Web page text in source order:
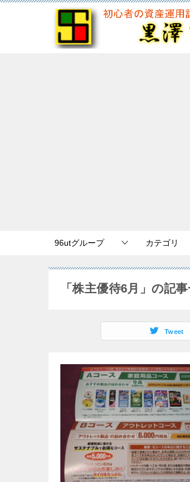
96utグループ カテゴリ
「株主優待6月」の記
Tweet